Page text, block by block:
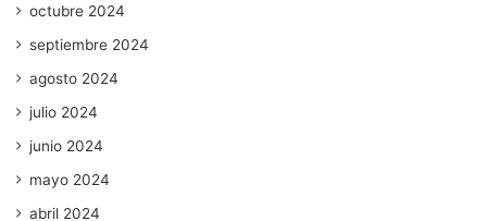
octubre 2024
septiembre 2024
agosto 2024
julio 2024
junio 2024
mayo 2024
abril 2024